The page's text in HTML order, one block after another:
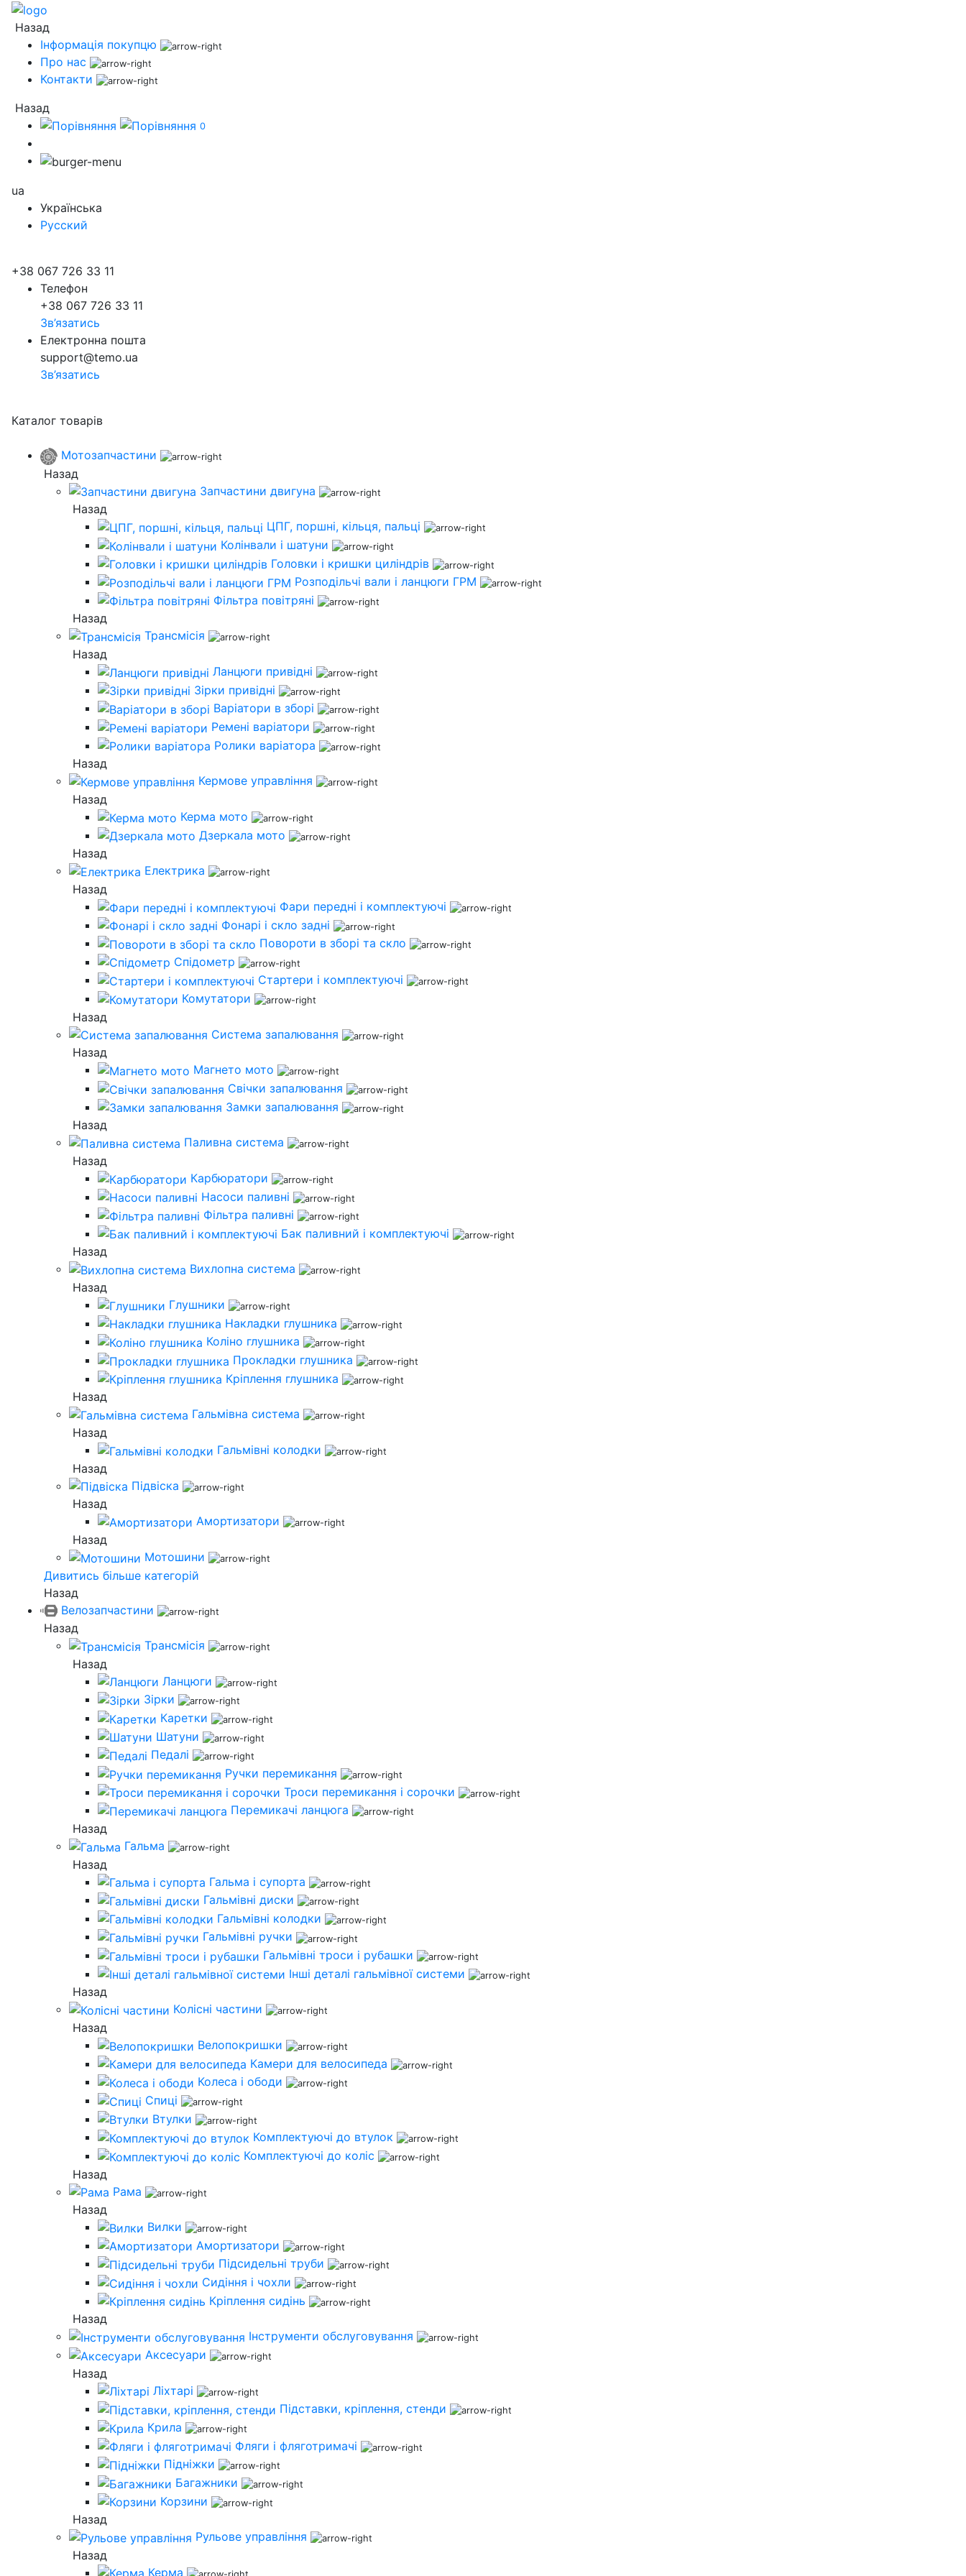
Назад
Інформація покупцю
Про нас
Контакти
Назад
0
ua
Українська
Русский
+38 067 726 33 11
Телефон
+38 067 726 33 11
Зв’язатись
Електронна пошта
support@temo.ua
Зв’язатись
Каталог товарів
Мотозапчастини
Назад
Запчастини двигуна
Назад
ЦПГ, поршні, кільця, пальці
Колінвали і шатуни
Головки і кришки циліндрів
Розподільчі вали і ланцюги ГРМ
Фільтра повітряні
Назад
Трансмісія
Назад
Ланцюги привідні
Зірки привідні
Варіатори в зборі
Ремені варіатори
Ролики варіатора
Назад
Кермове управління
Назад
Керма мото
Дзеркала мото
Назад
Електрика
Назад
Фари передні і комплектуючі
Фонарі і скло задні
Повороти в зборі та скло
Спідометр
Стартери і комплектуючі
Комутатори
Назад
Система запалювання
Назад
Магнето мото
Свічки запалювання
Замки запалювання
Назад
Паливна система
Назад
Карбюратори
Насоси паливні
Фільтра паливні
Бак паливний і комплектуючі
Назад
Вихлопна система
Назад
Глушники
Накладки глушника
Коліно глушника
Прокладки глушника
Кріплення глушника
Назад
Гальмівна система
Назад
Гальмівні колодки
Назад
Підвіска
Назад
Амортизатори
Назад
Мотошини
Дивитись більше категорій
Назад
Велозапчастини
Назад
Трансмісія
Назад
Ланцюги
Зірки
Каретки
Шатуни
Педалі
Ручки перемикання
Троси перемикання і сорочки
Перемикачі ланцюга
Назад
Гальма
Назад
Гальма і супорта
Гальмівні диски
Гальмівні колодки
Гальмівні ручки
Гальмівні троси і рубашки
Інші деталі гальмівної системи
Назад
Колісні частини
Назад
Велопокришки
Камери для велосипеда
Колеса і ободи
Спиці
Втулки
Комплектуючі до втулок
Комплектуючі до коліс
Назад
Рама
Назад
Вилки
Амортизатори
Підсидельні труби
Сидіння і чохли
Кріплення сидінь
Назад
Інструменти обслуговування
Аксесуари
Назад
Ліхтарі
Підставки, кріплення, стенди
Крила
Фляги і фляготримачі
Підніжки
Багажники
Корзини
Назад
Рульове управління
Назад
Керма